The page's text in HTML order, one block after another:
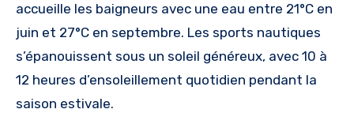
accueille les baigneurs avec une eau entre 21°C en
juin et 27°C en septembre. Les sports nautiques
s’épanouissent sous un soleil généreux, avec 10 à
12 heures d’ensoleillement quotidien pendant la
saison estivale.